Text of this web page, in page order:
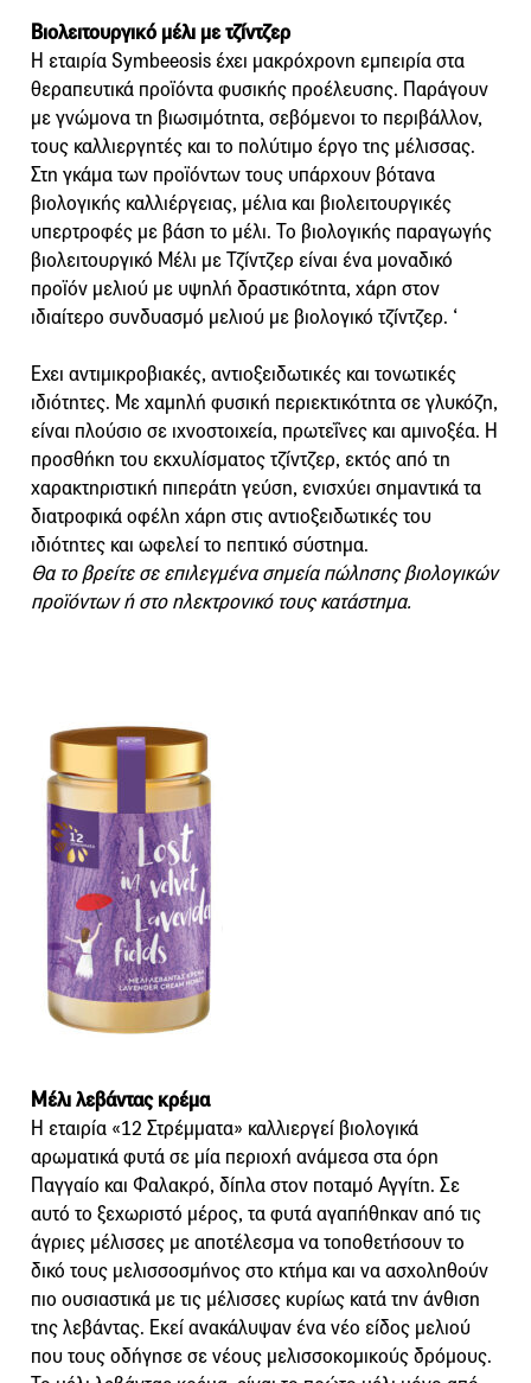
Βιολειτουργικό μέλι με τζίντζερ
Η εταιρία Symbeeosis έχει μακρόχρονη εμπειρία στα
θεραπευτικά προϊόντα φυσικής προέλευσης. Παράγουν
με γνώμονα τη βιωσιμότητα, σεβόμενοι το περιβάλλον,
τους καλλιεργητές και το πολύτιμο έργο της μέλισσας.
Στη γκάμα των προϊόντων τους υπάρχουν βότανα
βιολογικής καλλιέργειας, μέλια και βιολειτουργικές
υπερτροφές με βάση το μέλι. Το βιολογικής παραγωγής
βιολειτουργικό Μέλι με Τζίντζερ είναι ένα μοναδικό
προϊόν μελιού με υψηλή δραστικότητα, χάρη στον
ιδιαίτερο συνδυασμό μελιού με βιολογικό τζίντζερ. ‘
Εχει αντιμικροβιακές, αντιοξειδωτικές και τονωτικές
ιδιότητες. Με χαμηλή φυσική περιεκτικότητα σε γλυκόζη,
είναι πλούσιο σε ιχνοστοιχεία, πρωτεΐνες και αμινοξέα. Η
προσθήκη του εκχυλίσματος τζίντζερ, εκτός από τη
χαρακτηριστική πιπεράτη γεύση, ενισχύει σημαντικά τα
διατροφικά οφέλη χάρη στις αντιοξειδωτικές του
ιδιότητες και ωφελεί το πεπτικό σύστημα.
Θα το βρείτε σε επιλεγμένα σημεία πώλησης βιολογικών
προϊόντων ή στο ηλεκτρονικό τους κατάστημα.
Μέλι λεβάντας κρέμα
Η εταιρία «12 Στρέμματα» καλλιεργεί βιολογικά
αρωματικά φυτά σε μία περιοχή ανάμεσα στα όρη
Παγγαίο και Φαλακρό, δίπλα στον ποταμό Αγγίτη. Σε
αυτό το ξεχωριστό μέρος, τα φυτά αγαπήθηκαν από τις
άγριες μέλισσες με αποτέλεσμα να τοποθετήσουν το
δικό τους μελισσοσμήνος στο κτήμα και να ασχοληθούν
πιο ουσιαστικά με τις μέλισσες κυρίως κατά την άνθιση
της λεβάντας. Εκεί ανακάλυψαν ένα νέο είδος μελιού
που τους οδήγησε σε νέους μελισσοκομικούς δρόμους.